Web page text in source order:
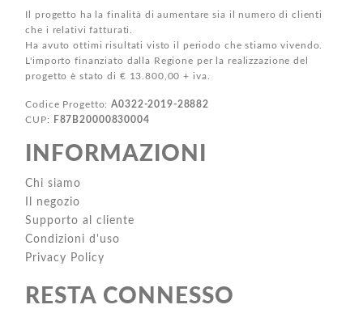
Il progetto ha la finalità di aumentare sia il numero di clienti
che i relativi fatturati.
Ha avuto ottimi risultati visto il periodo che stiamo vivendo.
L'importo finanziato dalla Regione per la realizzazione del
progetto è stato di € 13.800,00 + iva.
Codice Progetto:A0322-2019-28882
CUP:
F87B20000830004
INFORMAZIONI
Chi siamo
Il negozio
Supporto al cliente
Condizioni d'uso
Privacy Policy
RESTA CONNESSO